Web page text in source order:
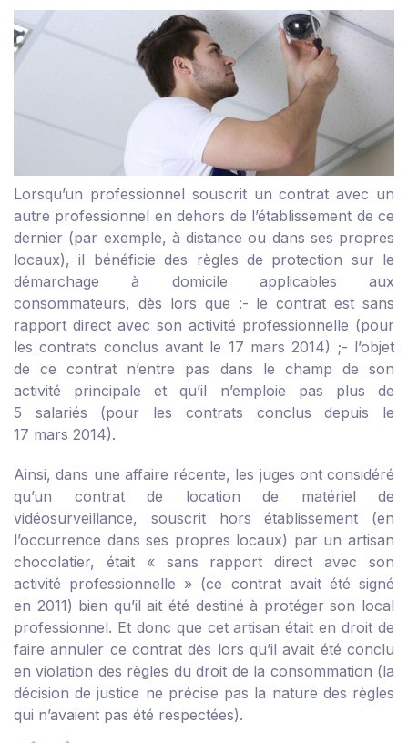
Lorsqu’un professionnel souscrit un contrat avec un
autre professionnel en dehors de l’établissement de ce
dernier (par exemple, à distance ou dans ses propres
locaux), il bénéficie des règles de protection sur le
démarchage à domicile applicables aux
consommateurs, dès lors que :- le contrat est sans
rapport direct avec son activité professionnelle (pour
les contrats conclus avant le 17 mars 2014) ;- l’objet
de ce contrat n’entre pas dans le champ de son
activité principale et qu’il n’emploie pas plus de
5 salariés (pour les contrats conclus depuis le
17 mars 2014).
Ainsi, dans une affaire récente, les juges ont considéré
qu’un contrat de location de matériel de
vidéosurveillance, souscrit hors établissement (en
l’occurrence dans ses propres locaux) par un artisan
chocolatier, était « sans rapport direct avec son
activité professionnelle » (ce contrat avait été signé
en 2011) bien qu’il ait été destiné à protéger son local
professionnel. Et donc que cet artisan était en droit de
faire annuler ce contrat dès lors qu’il avait été conclu
en violation des règles du droit de la consommation (la
décision de justice ne précise pas la nature des règles
qui n’avaient pas été respectées).